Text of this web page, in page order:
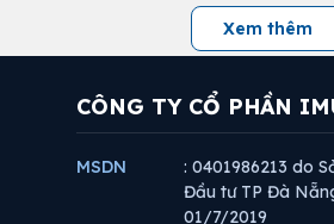
Xem thêm
CÔNG TY CỔ PHẦN
MSDN
: 0401986213 do
Đầu tư TP Đà
01/7/2019